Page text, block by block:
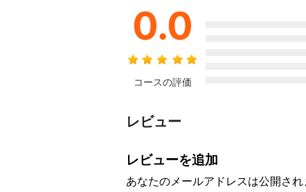
0.0
コースの評価
レビュー
レビューを追加
あなたのメールアドレスは公開さ